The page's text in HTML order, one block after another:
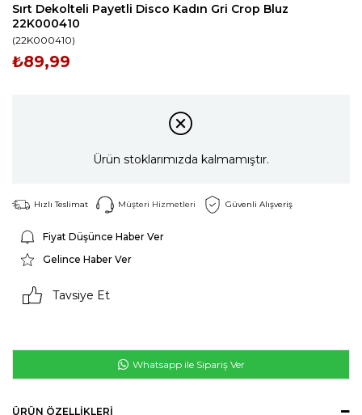
Sırt Dekolteli Payetli Disco Kadın Gri Crop Bluz
22K000410
(22K000410)
₺89,99
Ürün stoklarımızda kalmamıştır.
Hızlı Teslimat Müşteri Hizmetleri Güvenli Alışveriş
Fiyat Düşünce Haber Ver
Gelince Haber Ver
Tavsiye Et
Whatsapp ile Sipariş Ver
ÜRÜN ÖZELLIKLERI